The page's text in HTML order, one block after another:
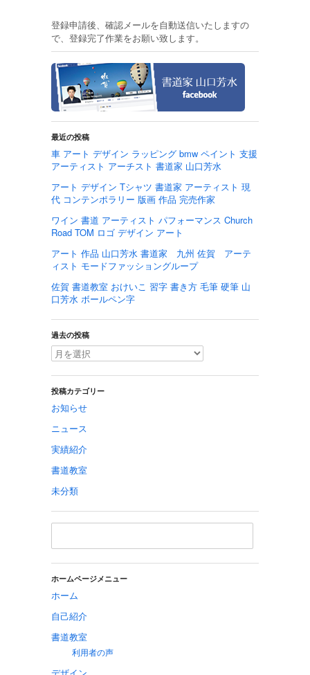
登録申請後、確認メールを自動送信いたしますの
で、登録完了作業をお願い致します。
最近の投稿
車 アート デザイン ラッピング bmw ペイント 支援
アーティスト アーチスト 書道家 山口芳水
アート デザイン Tシャツ 書道家 アーティスト 現
代 コンテンポラリー 版画 作品 完売作家
ワイン 書道 アーティスト パフォーマンス Church
Road TOM ロゴ デザイン アート
アート 作品 山口芳水 書道家 九州 佐賀 アーテ
ィスト モードファッショングループ
佐賀 書道教室 おけいこ 習字 書き方 毛筆 硬筆 山
口芳水 ボールペン字
過去の投稿
投稿カテゴリー
お知らせ
ニュース
実績紹介
書道教室
未分類
ホームページメニュー
ホーム
自己紹介
書道教室
利用者の声
デザイン